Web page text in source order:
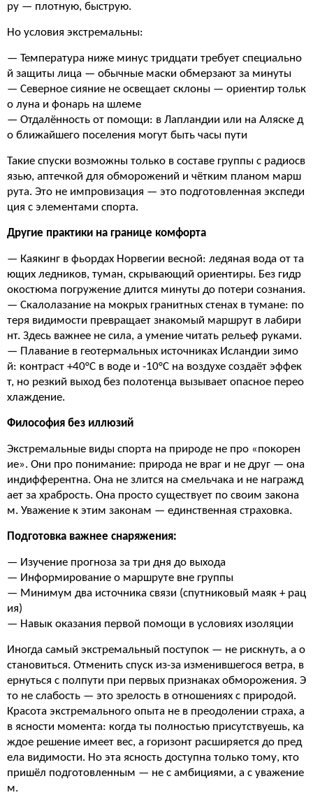
ру — плотную, быструю.
Но условия экстремальны:
— Температура ниже минус тридцати требует специально
й защиты лица — обычные маски обмерзают за минуты
— Северное сияние не освещает склоны — ориентир тольк
о луна и фонарь на шлеме
— Отдалённость от помощи: в Лапландии или на Аляске д
о ближайшего поселения могут быть часы пути
Такие спуски возможны только в составе группы с радиосв
язью, аптечкой для обморожений и чётким планом марш
рута. Это не импровизация — это подготовленная экспеди
ция с элементами спорта.
Другие практики на границе комфорта
— Каякинг в фьордах Норвегии весной: ледяная вода от та
ющих ледников, туман, скрывающий ориентиры. Без гидр
окостюма погружение длится минуты до потери сознания.
— Скалолазание на мокрых гранитных стенах в тумане: по
теря видимости превращает знакомый маршрут в лабири
нт. Здесь важнее не сила, а умение читать рельеф руками.
— Плавание в геотермальных источниках Исландии зимо
й: контраст +40°C в воде и -10°C на воздухе создаёт эффек
т, но резкий выход без полотенца вызывает опасное перео
хлаждение.
Философия без иллюзий
Экстремальные виды спорта на природе не про «покорен
ие». Они про понимание: природа не враг и не друг — она
индифферентна. Она не злится на смельчака и не награжд
ает за храбрость. Она просто существует по своим закона
м. Уважение к этим законам — единственная страховка.
Подготовка важнее снаряжения:
— Изучение прогноза за три дня до выхода
— Информирование о маршруте вне группы
— Минимум два источника связи (спутниковый маяк + рац
ия)
— Навык оказания первой помощи в условиях изоляции
Иногда самый экстремальный поступок — не рискнуть, а о
становиться. Отменить спуск из-за изменившегося ветра, в
ернуться с полпути при первых признаках обморожения. Э
то не слабость — это зрелость в отношениях с природой.
Красота экстремального опыта не в преодолении страха, а
в ясности момента: когда ты полностью присутствуешь, ка
ждое решение имеет вес, а горизонт расширяется до пред
ела видимости. Но эта ясность доступна только тому, кто
пришёл подготовленным — не с амбициями, а с уважение
м.